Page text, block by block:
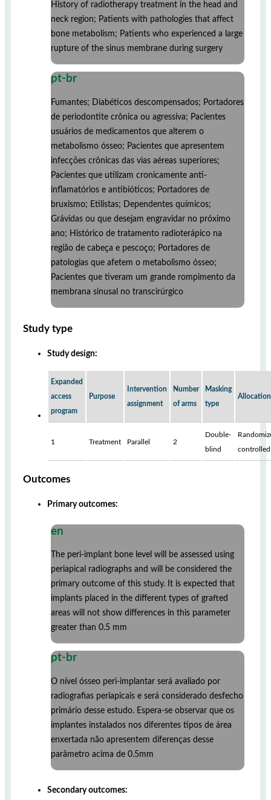
History of radiotherapy treatment in the head and
neck region; Patients with pathologies that affect
bone metabolism; Patients who experienced a large
rupture of the sinus membrane during surgery
pt-br
Fumantes; Diabéticos descompensados; Portadores
de periodontite crônica ou agressiva; Pacientes
usuários de medicamentos que alterem o
metabolismo ósseo; Pacientes que apresentem
infecções crônicas das vias aéreas superiores;
Pacientes que utilizam cronicamente anti-
inflamatórios e antibióticos; Portadores de
bruxismo; Etilistas; Dependentes químicos;
Grávidas ou que desejam engravidar no próximo
ano; Histórico de tratamento radioterápico na
região de cabeça e pescoço; Portadores de
patologias que afetem o metabolismo ósseo;
Pacientes que tiveram um grande rompimento da
membrana sinusal no transcirúrgico
Study type
Study design:
Expanded
access
program
Purpose
Intervention
assignment
Number
of arms
Masking
type
Allocation
1 Treatment Parallel 2
Double-
blind
controlled
Outcomes
Primary outcomes:
en
The peri-implant bone level will be assessed using
periapical radiographs and will be considered the
primary outcome of this study. It is expected that
implants placed in the different types of grafted
areas will not show differences in this parameter
greater than 0.5 mm
pt-br
O nível ósseo peri-implantar será avaliado por
radiografias periapicais e será considerado desfecho
primário desse estudo. Espera-se observar que os
implantes instalados nos diferentes tipos de área
enxertada não apresentem diferenças desse
parâmetro acima de 0.5mm
Secondary outcomes: